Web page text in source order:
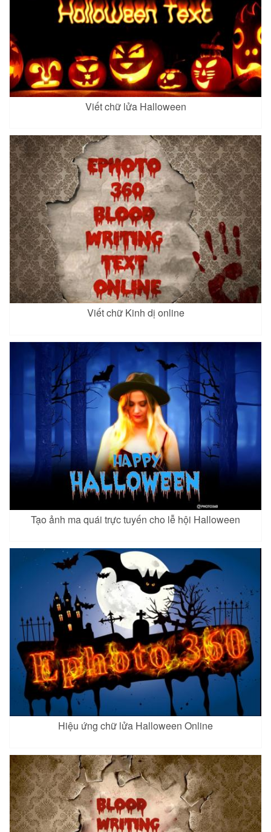
Viết chữ lửa Halloween
Viết chữ Kinh dị online
Tạo ảnh ma quái trực tuyến cho lễ hội Halloween
Hiệu ứng chữ lửa Halloween Online